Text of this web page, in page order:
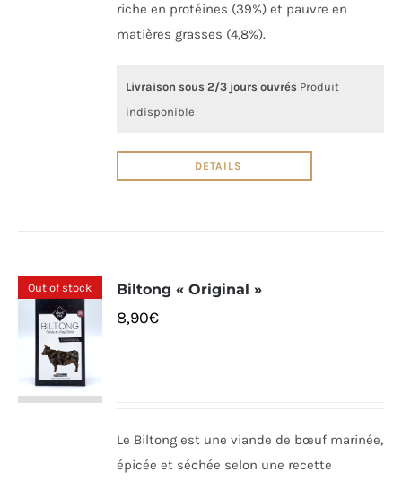
riche en protéines (39%) et pauvre en
matières grasses (4,8%).
Livraison sous 2/3 jours ouvrés Produit
indisponible
DETAILS
Out of stock Biltong « Original »
8,90€
Le Biltong est une viande de bœuf marinée,
épicée et séchée selon une recette